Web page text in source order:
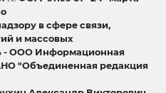
в сфере связи,
и массовых
- ООО Информационная
"Объединенная редакция